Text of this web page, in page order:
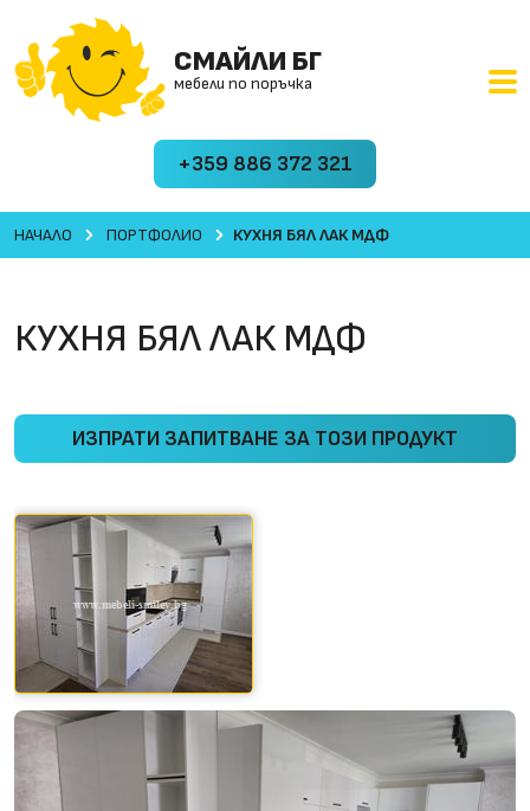
СМАЙЛИ БГ
мебели по поръчка
+359 886 372 321
НАЧАЛО ПОРТФОЛИО КУХНЯ БЯЛ ЛАК МДФ
КУХНЯ БЯЛ ЛАК МДФ
ИЗПРАТИ ЗАПИТВАНЕ ЗА ТОЗИ ПРОДУКТ